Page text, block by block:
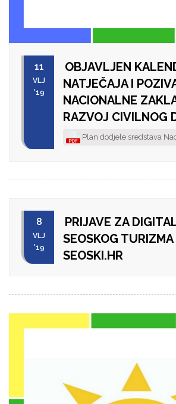
11
VLJ
'19
OBJAVLJEN
NATJEČAJA I
NACIONALNE
RAZVOJ CIVILNOG
Plan dodjele sredstava
8
VLJ
'19
PRIJAVE ZA
SEOSKOG
SEOSKI.HR